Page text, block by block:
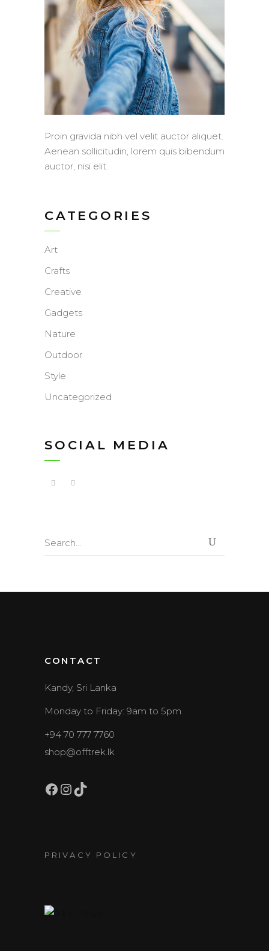
Proin gravida nibh vel velit auctor aliquet.
Aenean sollicitudin, lorem quis bibendum
auctor, nisi elit.
CATEGORIES
Art
Crafts
Creative
Gadgets
Nature
Outdoor
Style
Uncategorized
SOCIAL MEDIA
Search
CONTACT
Kandy, Sri Lanka
Monday to Friday: 9am to 5pm
+94 70 777 7760
shop@offtrek.lk
Facebook
Instagram
TikTok
PRIVACY POLICY